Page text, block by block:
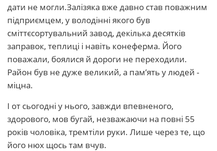
дати не могли.Залізяка вже давно став поважним
підприємцем, у володінні якого був
сміттєсортувальний завод, декілька десятків
заправок, теплиці і навіть конеферма. Його
поважали, боялися й дороги не переходили.
Район був не дуже великий, а пам’ять у людей -
міцна.
І от сьогодні у нього, завжди впевненого,
здорового, мов бугай, незважаючи на повні 55
років чоловіка, тремтіли руки. Лише через те, що
його нюх щось там вчув.